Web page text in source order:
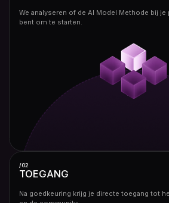
We analyseren of de AI Model Methode bij
bent om te starten.
/02
TOEGANG
Na goedkeuring krijg je directe toegang tot